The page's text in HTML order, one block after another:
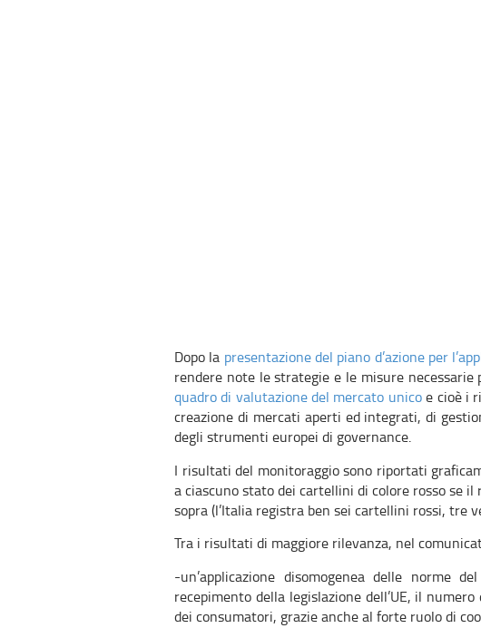
Dopo la presentazione del piano d’azione per
rendere note le strategie e le misure
quadro di valutazione del mercato unicoe cioè i
creazione di mercati aperti ed integrati, di
degli strumenti europei di governance.
I risultati del monitoraggio sono riportati
a ciascuno stato dei cartellini di colore rosso se
sopra (l’Italia registra ben sei cartellini rossi, tre
Tra i risultati di maggiore rilevanza, nel
-un’applicazione disomogenea delle norme
recepimento della legislazione dell’UE, il
dei consumatori, grazie anche al forte ruolo di